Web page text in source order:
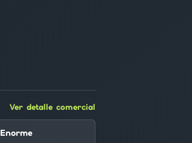
Ver detalle comercial
Enorme